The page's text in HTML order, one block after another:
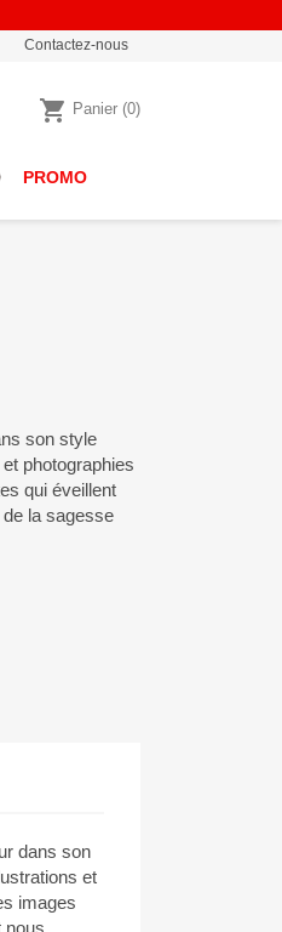
Contactez-nous
shopping_cart Panier (0)
PROMO
son style
photographies
qui éveillent
la sagesse
dans son
et
images